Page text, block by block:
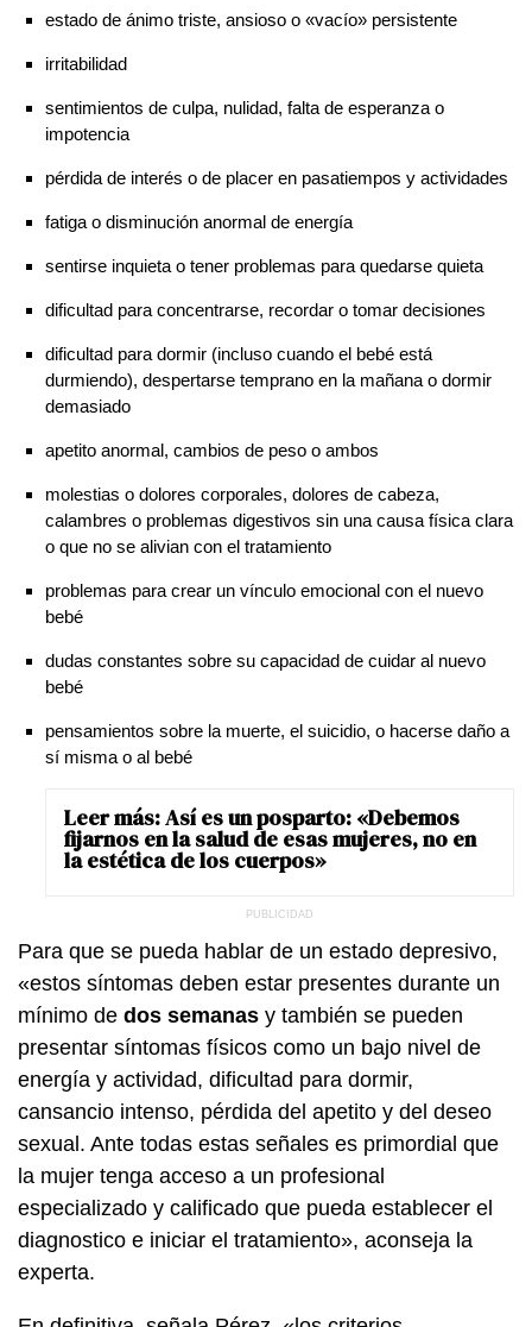
estado de ánimo triste, ansioso o «vacío» persistente
irritabilidad
sentimientos de culpa, nulidad, falta de esperanza o
impotencia
pérdida de interés o de placer en pasatiempos y actividades
fatiga o disminución anormal de energía
sentirse inquieta o tener problemas para quedarse quieta
dificultad para concentrarse, recordar o tomar decisiones
dificultad para dormir (incluso cuando el bebé está
durmiendo), despertarse temprano en la mañana o dormir
demasiado
apetito anormal, cambios de peso o ambos
molestias o dolores corporales, dolores de cabeza,
calambres o problemas digestivos sin una causa física clara
o que no se alivian con el tratamiento
problemas para crear un vínculo emocional con el nuevo
bebé
dudas constantes sobre su capacidad de cuidar al nuevo
bebé
pensamientos sobre la muerte, el suicidio, o hacerse daño a
sí misma o al bebé
Leer más:Así es un posparto: «Debemos
fijarnos en la salud de esas mujeres, no en
la estética de los cuerpos»
Para que se pueda hablar de un estado depresivo,
«estos síntomas deben estar presentes durante un
mínimo de dos semanas y también se pueden
presentar síntomas físicos como un bajo nivel de
energía y actividad, dificultad para dormir,
cansancio intenso, pérdida del apetito y del deseo
sexual. Ante todas estas señales es primordial que
la mujer tenga acceso a un profesional
especializado y calificado que pueda establecer el
diagnostico e iniciar el tratamiento», aconseja la
experta.